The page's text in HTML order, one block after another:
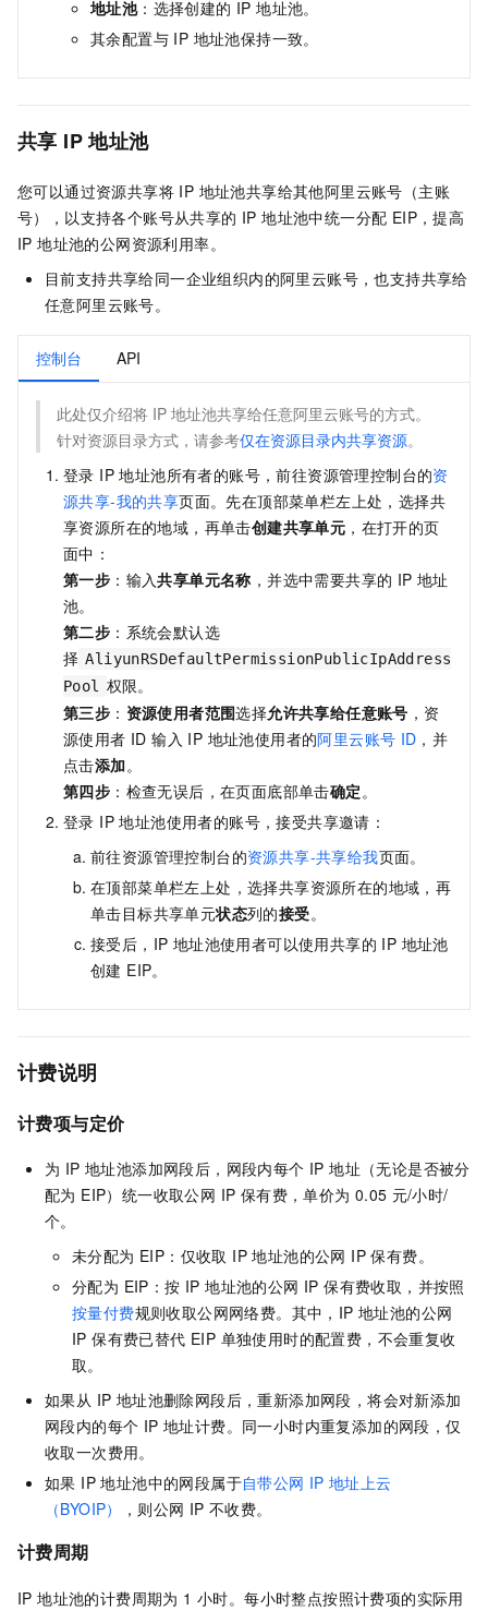
地址池：选择创建的 IP 地址池。
其余配置与 IP 地址池保持一致。
共享 IP 地址池
您可以通过资源共享将 IP 地址池共享给其他阿里云账号（主账
号），以支持各个账号从共享的 IP 地址池中统一分配 EIP，提高
IP 地址池的公网资源利用率。
目前支持共享给同一企业组织内的阿里云账号，也支持共享给
任意阿里云账号。
控制台 API
此处仅介绍将 IP 地址池共享给任意阿里云账号的方式。
针对资源目录方式，请参考仅在资源目录内共享资源。
登录 IP 地址池所有者的账号，前往资源管理控制台的资
源共享-我的共享页面。先在顶部菜单栏左上处，选择共
享资源所在的地域，再单击创建共享单元 ，在打开的页
面中：
第一步 ：输入共享单元名称 ，并选中需要共享的 IP 地址
池。
第二步 ：系统会默认选
择 AliyunRSDefaultPermissionPublicIpAddress
Pool 权限。
第三步 ： 资源使用者范围选择允许共享给任意账号 ，资
源使用者 ID 输入 IP 地址池使用者的阿里云账号 ID ，并
点击添加。
第四步 ：检查无误后，在页面底部单击确定。
登录 IP 地址池使用者的账号，接受共享邀请：
前往资源管理控制台的资源共享-共享给我页面。
在顶部菜单栏左上处，选择共享资源所在的地域，再
单击目标共享单元状态列的接受。
接受后，IP 地址池使用者可以使用共享的 IP 地址池
创建 EIP。
计费说明
计费项与定价
为 IP 地址池添加网段后，网段内每个 IP 地址（无论是否被分
配为 EIP）统一收取公网 IP 保有费，单价为 0.05 元/小时/
个。
未分配为 EIP：仅收取 IP 地址池的公网 IP 保有费。
分配为 EIP：按 IP 地址池的公网 IP 保有费收取，并按照
按量付费规则收取公网网络费。其中，IP 地址池的公网
IP 保有费已替代 EIP 单独使用时的配置费，不会重复收
取。
如果从 IP 地址池删除网段后，重新添加网段，将会对新添加
网段内的每个 IP 地址计费。同一小时内重复添加的网段，仅
收取一次费用。
如果 IP 地址池中的网段属于自带公网 IP 地址上云
（BYOIP）
，则公网 IP 不收费。
计费周期
IP 地址池的计费周期为 1 小时。每小时整点按照计费项的实际用